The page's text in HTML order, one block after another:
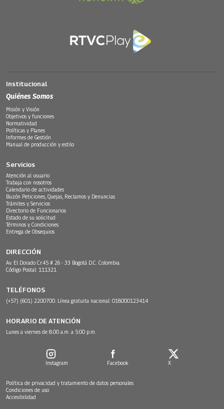
Institucional
Quiénes Somos
Misión y Visión
Objetivos y funciones
Normatividad
Políticas y Planes
Informes de Gestión
Manual de producción y estilo
Servicios
Atención al usuario
Trabaja con nosotros
Calendario de actividades
Buzón Peticiones, Quejas, Reclamos y Denuncias
Trámites y Servicios
Directorio de Funcionarios
Estado de su solicitud
Términos y Condiciones
Entrega de Obsequios
DIRECCIÓN
Av. El Dorado Cr.45 # 26 - 33 Bogotá D.C. Colombia.
Código Postal: 111321
TELÉFONOS
(+57) (601) 2200700. Línea gratuita nacional: 018000123414
HORARIO DE ATENCIÓN
Lunes a viernes de 8:00 a.m. a 5:00 p.m.
Instagram Facebook X
Política de privacidad y tratamiento de datos personales
Condiciones de uso
Accesibilidad